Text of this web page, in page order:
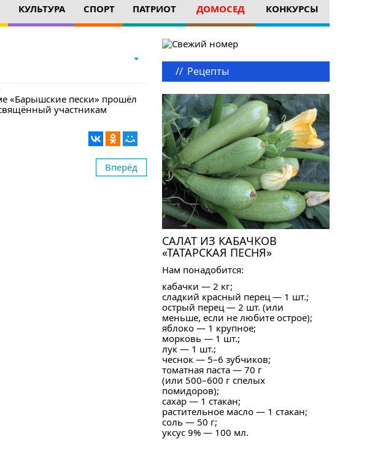
КУЛЬТУРА СПОРТ ПАТРИОТ ДОМОСЕД КОНКУРСЫ
«Барышские пески» прошёл
участникам
Вперёд
// Рецепты
САЛАТ ИЗ КАБАЧКОВ
«ТАТАРСКАЯ ПЕСНЯ»
Нам понадобится:
кабачки — 2 кг;
сладкий красный перец — 1 шт.;
острый перец — 2 шт. (или
меньше, если не любите острое);
яблоко — 1 крупное;
морковь — 1 шт.;
лук — 1 шт.;
чеснок — 5–6 зубчиков;
томатная паста — 70 г
(или 500–600 г спелых
помидоров);
сахар — 1 стакан;
растительное масло — 1 стакан;
соль — 50 г;
уксус 9% — 100 мл.